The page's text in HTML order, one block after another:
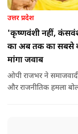
उत्तर प्रदेश
'कृष्णवंशी नहीं,
का अब तक का सबसे
मांगा जवाब
ओपी राजभर ने समाजवादी पार्टी के अध्यक्ष अखिलेश यादव पर व्यक्तिगत
और राजनीतिक हमला